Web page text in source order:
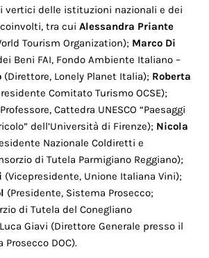
vertici delle istituzioni nazionali e dei
tra cuiAlessandra Priante
Tourism Organization); Marco Di
Beni FAI, Fondo Ambiente Italiano –
(Direttore, Lonely Planet Italia); Roberta
Comitato Turismo OCSE);
Cattedra UNESCO “Paesaggi
dell’Università di Firenze); Nicola
Nazionale Coldiretti e
di Tutela Parmigiano Reggiano);
(Vicepresidente, Unione Italiana Vini);
(Presidente, Sistema Prosecco;
di Tutela del Conegliano
Giavi (Direttore Generale presso il
DOC).